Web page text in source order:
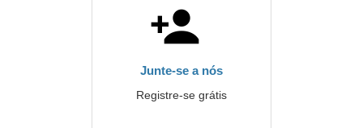
Junte-se a nós
Registre-se grátis